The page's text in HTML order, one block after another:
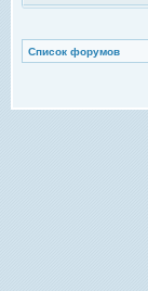
Список форумов